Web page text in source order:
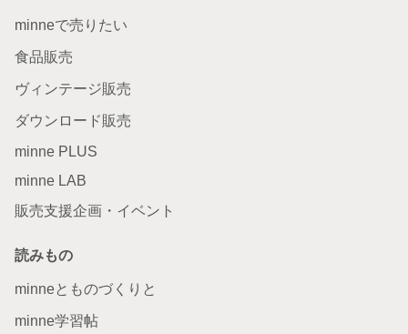
minneで売りたい
食品販売
ヴィンテージ販売
ダウンロード販売
minne PLUS
minne LAB
販売支援企画・イベント
読みもの
minneとものづくりと
minne学習帖